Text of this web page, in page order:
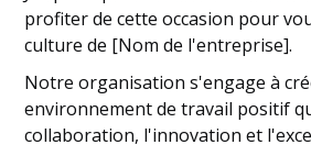
profiter de cette occasion pour
culture de [Nom de l'entreprise].
Notre organisation s'engage à
environnement de travail positif
collaboration, l'innovation et